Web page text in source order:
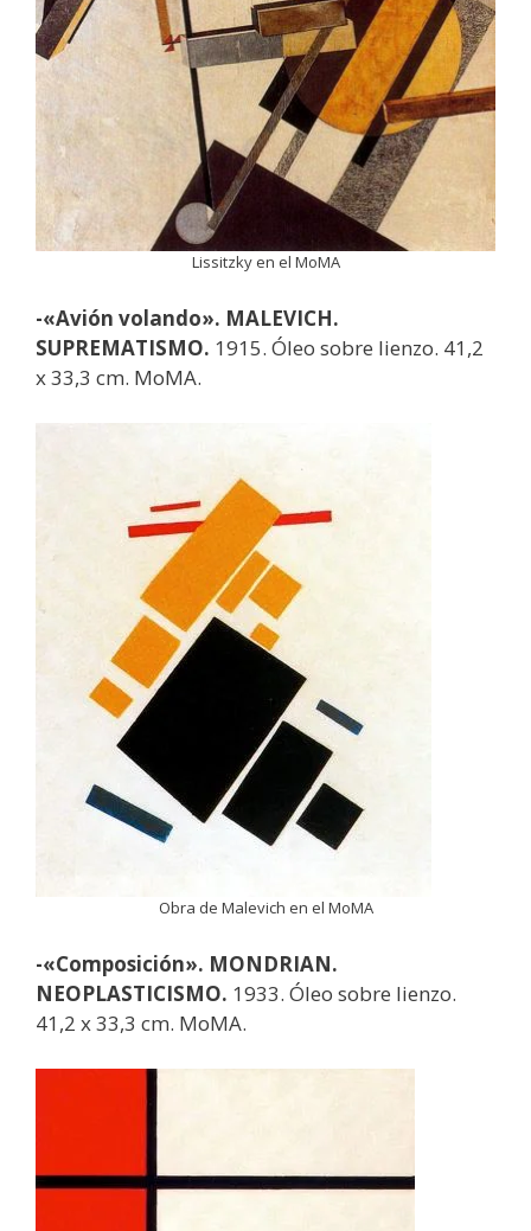
Lissitzky en el MoMA
-«Avión volando». MALEVICH.
SUPREMATISMO. 1915. Óleo sobre lienzo. 41,2
x 33,3 cm. MoMA.
Obra de Malevich en el MoMA
-«Composición». MONDRIAN.
NEOPLASTICISMO. 1933. Óleo sobre lienzo.
41,2 x 33,3 cm. MoMA.